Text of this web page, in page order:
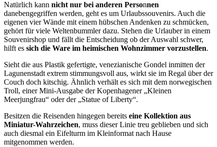
Natürlich kann nicht nur bei anderen Personnen
danebengegriffen werden, geht es um Urlaubssouvenirs. Auch die
eigenen vier Wände mit einem hübschen Andenken zu schmücken,
gehört für viele Weltenbummler dazu. Stehen die Urlauber in einem
Souvenirshop und fällt die Entscheidung ob der Auswahl schwer,
hilft es sich die Ware im heimischen Wohnzimmer vorzustellen.
Sieht die aus Plastik gefertigte, venezianische Gondel inmitten der
Lagunenstadt extrem stimmungsvoll aus, wirkt sie im Regal über der
Couch doch kitschig. Ähnlich verhält es sich mit dem norwegischen
Troll, einerMini-Ausgabe derKopenhagener„Kleinen
Meerjungfrau“ oder der „Statue of Liberty“.
Besitzen die Reisenden hingegen bereits eine Kollektion aus
Miniatur-Wahrzeichen, muss dieser Linie treu geblieben und sich
auch diesmal ein Eifelturm im Kleinformat nach Hause
mitgenommen werden.